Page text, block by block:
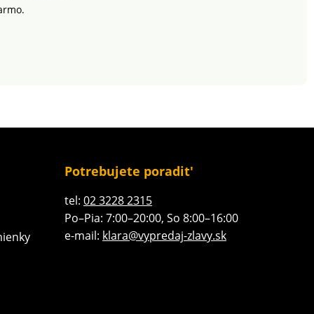
Potrebujete poradit'
tel: 02 3228 2315
Po–Pia: 7:00–20:00, So 8:00–16:00
e-mail: klara@vypredaj-zlavy.sk